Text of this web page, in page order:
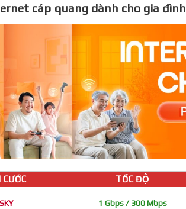
cáp quang dành cho gia đình
CƯỚC TỐC ĐỘ
SKY 1 Gbps / 300 Mbps